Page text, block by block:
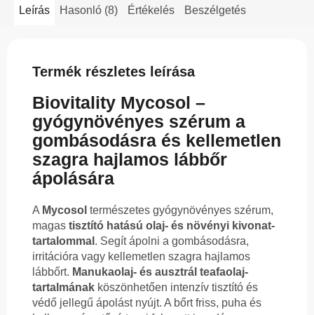
Leírás Hasonló (8) Értékelés Beszélgetés
Termék részletes leírása
Biovitality Mycosol –
gyógynövényes szérum a
gombásodásra és kellemetlen
szagra hajlamos lábbőr
ápolására
A Mycosol természetes gyógynövényes szérum,
magas tisztító hatású olaj- és növényi kivonat-
tartalommal . Segít ápolni a gombásodásra,
irritációra vagy kellemetlen szagra hajlamos
lábbőrt. Manukaolaj- és ausztrál teafaolaj-
tartalmának köszönhetően intenzív tisztító és
védő jellegű ápolást nyújt. A bőrt friss, puha és